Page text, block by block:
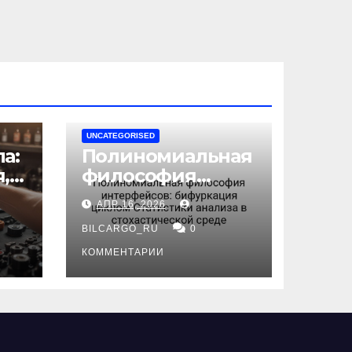
UNCATEGORISED
Полиномиальная
философия
интерфейсов:
бифуркация
циклом
Статистики
анализа в
среде
АПР 16, 2026
BILCARGO_RU 0
КОММЕНТАРИИ